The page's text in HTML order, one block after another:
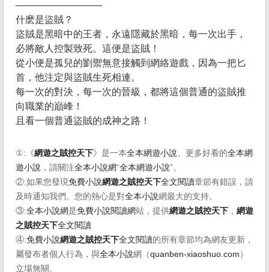
—————————
什麽是盜賊？
盜賊是黑暗中的王者，永遠隱藏於黑暗，每一次出手，
必將敵人控製致死。這便是盜賊！
從小便是孤兒的劉禦無意接觸到網絡遊戲，因為一把匕
首，他注定與盜賊生死相連。
每一次的對決，每一次的晉級，都將這個普通的盜賊推
向職業的巔峰！
且看一個普通盜賊的成神之路！
①:《網遊之賊控天下》是一本全本網遊小說 。更多好看的全本網
遊小說 ，請關注全本小說網“全本網遊小說”。
②:如果您發現免費小說網遊之賊控天下全文閱讀章節有錯誤，請
及時通知我們。您的熱心是對全本小說網最大的支持。
③:全本小說網是免費小說閱讀網站，提供網遊之賊控天下 ， 網遊
之賊控天下全文閱讀
④:免費小說網遊之賊控天下全文閱讀的所有章節均為網友更新，
屬發布者個人行為，與全本小說網（quanben-xiaoshuo.com ）
立場無關。